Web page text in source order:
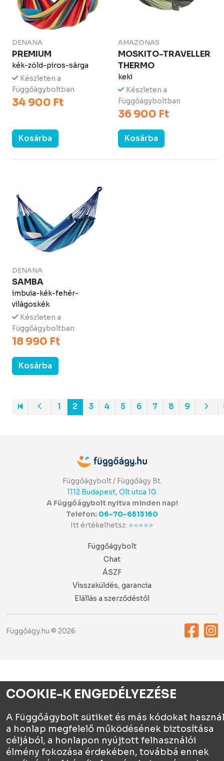
DENANA
PREMIUM
kék-zöld-piros-sárga
Készleten a
Függőágyboltban
34 900 Ft
Kosárba
AMAZONAS
MOSKITO-TRAVELLER
THERMO
keki
Készleten a
Függőágyboltban
36 900 Ft
Kosárba
DENANA
SAMBA
imbuia-kék-fehér-
világoskék
Készleten a
Függőágyboltban
18 990 Ft
Kosárba
1 2 3 4 5 6 7 8 9
Függőágybolt / Függőágy Bt.
1112 Budapest, Olt utca 10.
A Függőágybolt nyitva minden nap!
Telefon: 06-70-6513160
Itt értékelhetsz: ⭐⭐⭐⭐⭐
Függőágybolt
Chat
ÁSZF
Visszaküldés, garancia
Elállás a szerződéstől
Függőágy.hu © 2026
COOKIE-K ENGEDÉLYEZÉSE
A Függőágybolt sütiket és más kódokat használ
a honlap megfelelő működésének biztosítása
céljából, a honlapon nyújtott felhasználói
élmény fokozása érdekében, továbbá ennek